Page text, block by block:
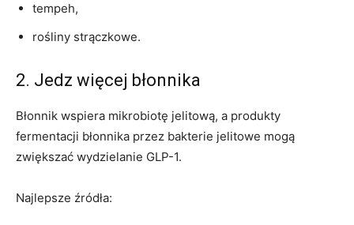
tempeh,
rośliny strączkowe.
2. Jedz więcej błonnika
Błonnik wspiera mikrobiotę jelitową, a produkty
fermentacji błonnika przez bakterie jelitowe mogą
zwiększać wydzielanie GLP-1.
Najlepsze źródła: